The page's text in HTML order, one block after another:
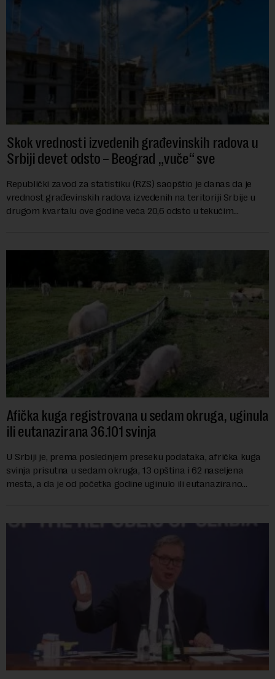
Skok vrednosti izvedenih građevinskih radova u
Srbiji devet odsto – Beograd „vuče“ sve
Republički zavod za statistiku (RZS) saopštio je danas da je
vrednost građevinskih radova izvedenih na teritoriji Srbije u
drugom kvartalu ove godine veća 20,6 odsto u tekućim
Afička kuga registrovana u sedam okruga, uginula
ili eutanazirana 36.101 svinja
U Srbiji je, prema poslednjem preseku podataka, afrička kuga
svinja prisutna u sedam okruga, 13 opština i 62 naseljena
mesta, a da je od početka godine uginulo ili eutanazirano